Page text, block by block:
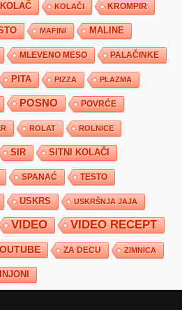
KOLAČ KOLAČI KROMPIR
MAFINI MALINE
MLEVENO MESO PALAČINKE
PITA PIZZA PLAZMA
POSNO POVRĆE
ROLAT ROLNICE
SIR SITNI KOLAČI
SPANAĆ TESTO
USKRS USKRŠNJA JAJA
VIDEO VIDEO RECEPT
ZA DECU ZIMNICA